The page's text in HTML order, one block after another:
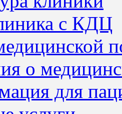
с КДЦ
о
для